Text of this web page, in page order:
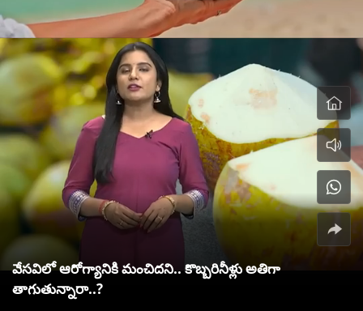
వేసవిలో ఆరోగ్యానికి మంచిదని.. కొబ్బరినీళ్లు అతిగా
తాగుతున్నారా..?